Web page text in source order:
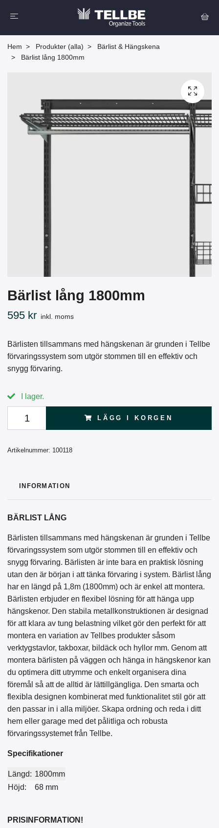
Hem Produkter (alla)
Bärlist & Hängskena
Bärlist lång 1800mm
Bärlist lång 1800mm
595 kr inkl. moms
Bärlisten tillsammans med hängskenan är grunden i Tellbe
förvaringssystem som utgör stommen till en effektiv och
snygg förvaring.
I lager.
LÄGG I KORGEN
Artikelnummer: 100118
INFORMATION
BÄRLIST LÅNG
Bärlisten tillsammans med hängskenan är grunden i Tellbe
förvaringssystem som utgör stommen till en effektiv och
snygg förvaring. Bärlisten är inte bara en praktisk lösning
utan den är början i att tänka förvaring i system. Bärlist lång
har en längd på 1,8m (1800mm) och är enkel att montera.
Bärlisten erbjuder en flexibel lösning för att hänga upp
hängskenor. Den stabila metallkonstruktionen är designad
för att klara av tung belastning vilket gör den perfekt för att
montera en variation av Tellbes produkter såsom
verktygstavlor, takboxar, bildäck och hyllor mm. Genom att
montera bärlisten på väggen och hänga in hängskenor kan
du optimera ditt utrymme och enkelt organisera dina
föremål så att de alltid är lättillgängliga. Den smarta och
flexibla designen kombinerat med funktionalitet stil gör att
den passar in i alla miljöer. Skapa ordning och reda i ditt
hem eller garage med det pålitliga och robusta
förvaringssystemet från Tellbe.
Specifikationer
Längd: 1800mm
Höjd:
68 mm
PRISINFORMATION!